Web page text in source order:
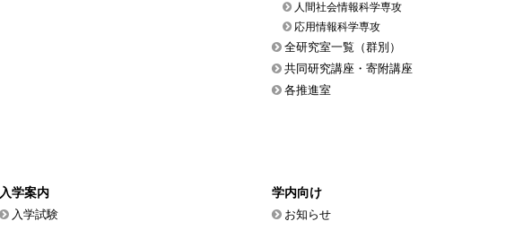
人間社会情報科学専攻
応用情報科学専攻
全研究室一覧（群別）
共同研究講座・寄附講座
各推進室
入学案内
入学試験
学内向け
お知らせ